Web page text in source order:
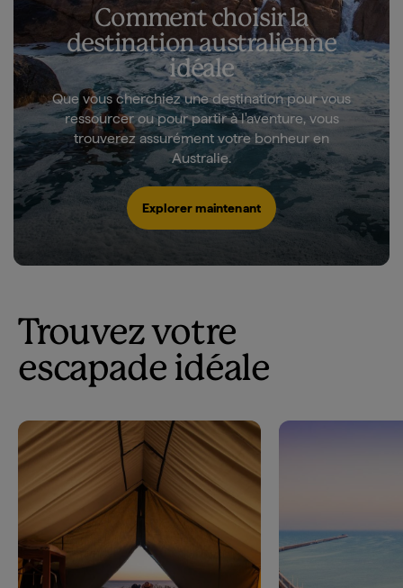
Comment choisir la
destination australienne
idéale
Que vous cherchiez une destination pour vous
ressourcer ou pour partir à l'aventure, vous
trouverez assurément votre bonheur en
Australie.
Explorer maintenant
Trouvez votre
escapade idéale